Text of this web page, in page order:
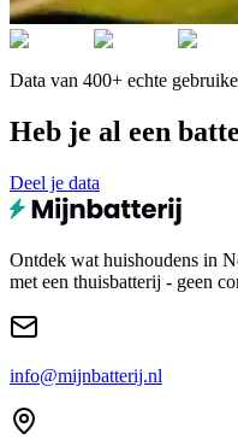
Data van 400+ echte
Heb je al een
Deel je data
Ontdek wat huishoudens in
met een thuisbatterij - geen
info@mijnbatterij.nl